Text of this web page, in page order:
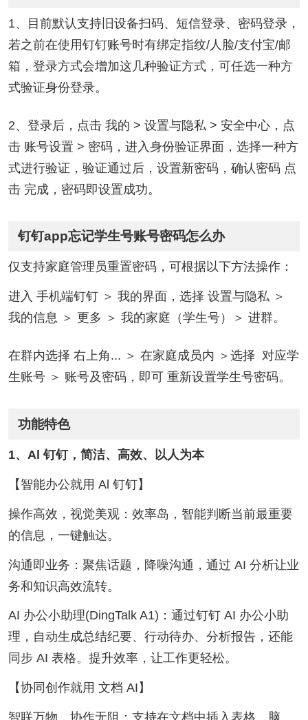
1、目前默认支持旧设备扫码、短信登录、密码登录，
若之前在使用钉钉账号时有绑定指纹/人脸/支付宝/邮
箱，登录方式会增加这几种验证方式，可任选一种方
式验证身份登录。
2、登录后，点击 我的 > 设置与隐私 > 安全中心，点
击 账号设置 > 密码，进入身份验证界面，选择一种方
式进行验证，验证通过后，设置新密码，确认密码 点
击 完成，密码即设置成功。
钉钉app忘记学生号账号密码怎么办
仅支持家庭管理员重置密码，可根据以下方法操作：
进入 手机端钉钉 ＞ 我的界面，选择 设置与隐私 ＞
我的信息 ＞ 更多 ＞ 我的家庭（学生号）＞ 进群。
在群内选择 右上角... ＞ 在家庭成员内 ＞选择 对应学
生账号 ＞ 账号及密码，即可 重新设置学生号密码。
功能特色
1、Al 钉钉，简洁、高效、以人为本
【智能办公就用 Al 钉钉】
操作高效，视觉美观：效率岛，智能判断当前最重要
的信息，一键触达。
沟通即业务：聚焦话题，降噪沟通，通过 AI 分析让业
务和知识高效流转。
AI 办公小助理(DingTalk A1)：通过钉钉 AI 办公小助
理，自动生成总结纪要、行动待办、分析报告，还能
同步 AI 表格。提升效率，让工作更轻松。
【协同创作就用 文档 AI】